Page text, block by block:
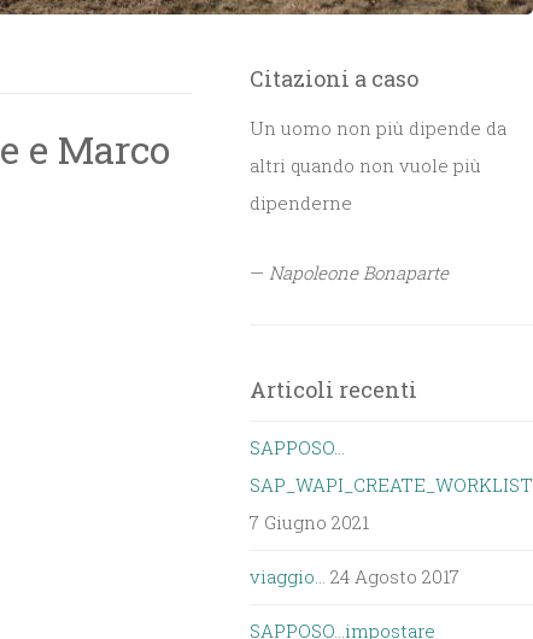
e Marco
Citazioni a caso
Un uomo non più dipende da
altri quando non vuole più
dipenderne
—Napoleone Bonaparte
Articoli recenti
SAPPOSO…
SAP_WAPI_CREATE_WORKLIST
7 Giugno 2021
viaggio… 24 Agosto 2017
SAPPOSO…impostare